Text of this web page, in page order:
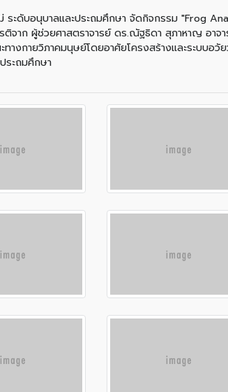
ระดับอนุบาลและประถมศึกษา จัดกิจกรรม "Frog
จาก ผู้ช่วยศาสตราจารย์ ดร.ณัฐธิดา สุภาหาญ อาจ
างกายวิภาคมนุษย์โดยอาศัยโครงสร้างและระบบอวั
ระถมศึกษา